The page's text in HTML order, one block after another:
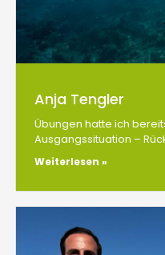
Anja Tengler
Übungen hatte ich
Ausgangssituation –
Weiterlesen »